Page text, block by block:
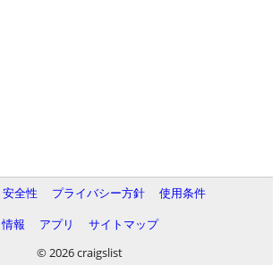
安全性 プライバシー方針
使用条件
情報
アプリ
サイトマップ
© 2026 craigslist